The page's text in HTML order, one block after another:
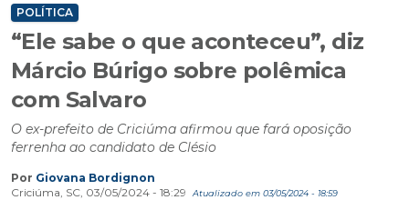
POLÍTICA
“Ele sabe o que aconteceu”, diz
Márcio Búrigo sobre polêmica
com Salvaro
O ex-prefeito de Criciúma afirmou que fará oposição
ferrenha ao candidato de Clésio
Por Giovana Bordignon
Criciúma, SC, 03/05/2024 - 18:29
Atualizado em 03/05/2024 - 18:59